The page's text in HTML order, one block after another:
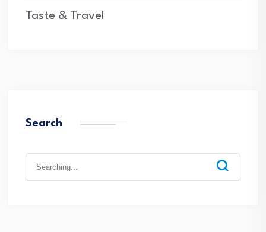
Taste & Travel
Search
Search
for: